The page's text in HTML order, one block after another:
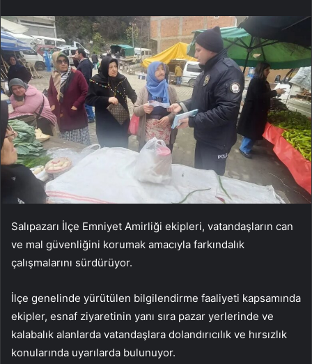
Salıpazarı İlçe Emniyet Amirliği ekipleri, vatandaşların can
ve mal güvenliğini korumak amacıyla farkındalık
çalışmalarını sürdürüyor.
İlçe genelinde yürütülen bilgilendirme faaliyeti kapsamında
ekipler, esnaf ziyaretinin yanı sıra pazar yerlerinde ve
kalabalık alanlarda vatandaşlara dolandırıcılık ve hırsızlık
konularında uyarılarda bulunuyor.